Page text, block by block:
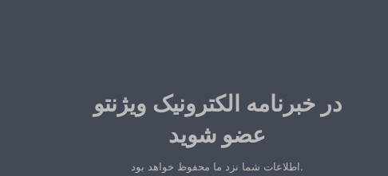
در خبرنامه الکترونیک ویژنتو
عضو شوید
.اطلاعات شما نزد ما محفوظ خواهد بود